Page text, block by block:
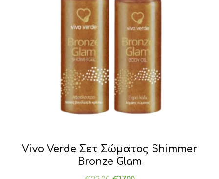
Vivo Verde Σετ Σώματος Shimmer
Bronze Glam